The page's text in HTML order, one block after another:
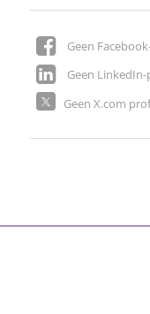
Geen
Geen
Geen X.com